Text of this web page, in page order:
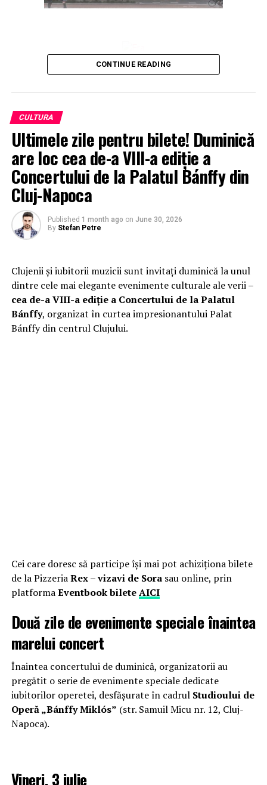
CONTINUE READING
CULTURA
Ultimele zile pentru bilete! Duminică
are loc cea de-a VIII-a ediție a
Concertului de la Palatul Bánffy din
Cluj-Napoca
Published 1 month ago on June 30, 2026
By Stefan Petre
Clujenii și iubitorii muzicii sunt invitați duminică la unul
dintre cele mai elegante evenimente culturale ale verii –
cea de-a VIII-a ediție a Concertului de la Palatul
Bánffy, organizat în curtea impresionantului Palat
Bánffy din centrul Clujului.
Cei care doresc să participe își mai pot achiziționa bilete
de la PizzeriaRex – vizavi de Sora sau online, prin
platformaEventbook bileteAICI
Două zile de evenimente speciale înaintea
marelui concert
Înaintea concertului de duminică, organizatorii au
pregătit o serie de evenimente speciale dedicate
iubitorilor operetei, desfășurate în cadrul Studioului de
Operă „Bánffy Miklós” (str. Samuil Micu nr. 12, Cluj-
Napoca).
Vineri, 3 iulie